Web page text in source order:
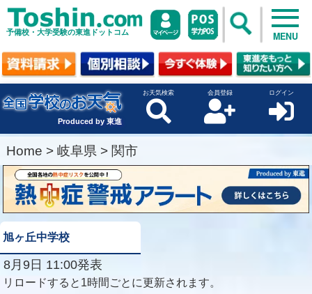
予備校・大学受験の東進ドットコム MENU
Produced by 東進
お天気検索 会員登録 ログイン
Home > 岐阜県 > 関市
旭ヶ丘中学校
8月9日 11:00発表
リロードすると1時間ごとに更新されます。